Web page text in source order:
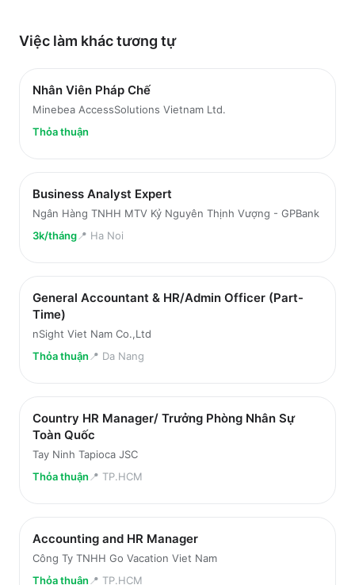
Việc làm kháctương tự
Nhân Viên Pháp Chế
Minebea AccessSolutions Vietnam Ltd.
Thỏa thuận
Business Analyst Expert
Ngân Hàng TNHH MTV Kỷ Nguyên Thịnh Vượng - GPBank
3k/tháng📍 Ha Noi
General Accountant & HR/Admin Officer (Part-
Time)
nSight Viet Nam Co.,Ltd
Thỏa thuận 📍 Da Nang
Country HR Manager/ Trưởng Phòng Nhân Sự
Toàn Quốc
Tay Ninh Tapioca JSC
Thỏa thuận 📍 TP.HCM
Accounting and HR Manager
Công Ty TNHH Go Vacation Viet Nam
Thỏa thuận 📍 TP.HCM